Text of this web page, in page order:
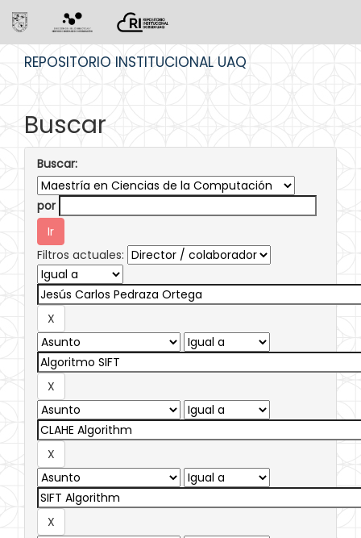
REPOSITORIO INSTITUCIONAL UAQ
Buscar
Buscar:
por
Filtros actuales: